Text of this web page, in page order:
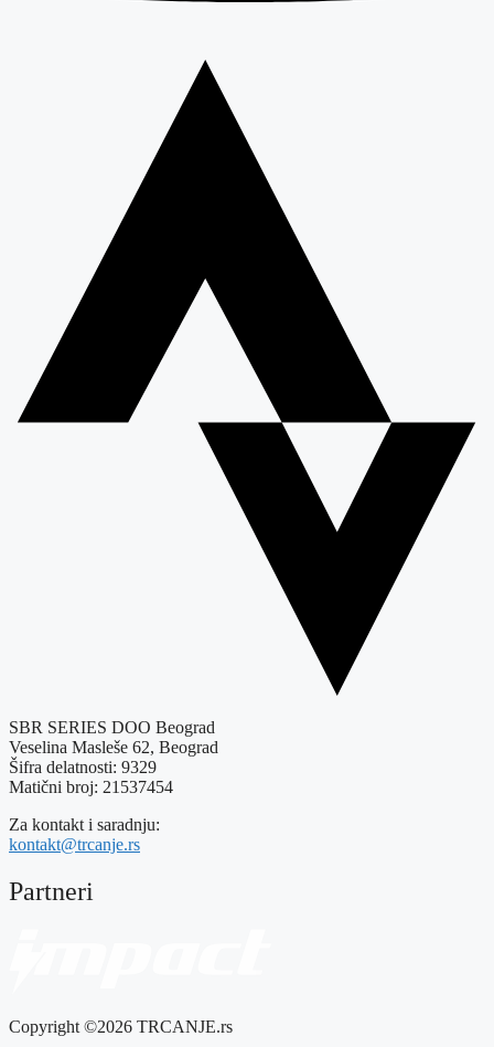
SBR SERIES DOO Beograd
Veselina Masleše 62, Beograd
Šifra delatnosti: 9329
Matični broj: 21537454
Za kontakt i saradnju:
kontakt@trcanje.rs
Partneri
Copyright ©2026 TRCANJE.rs